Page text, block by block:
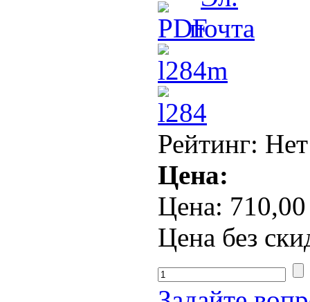
Рейтинг:
Цена:
Цена:
Цена без